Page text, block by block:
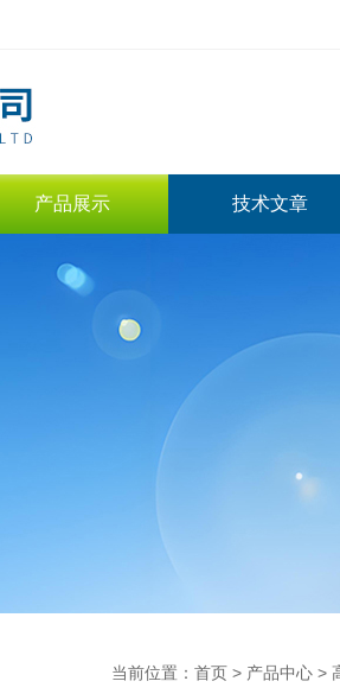
产品展示 技术文章
当前位置： 首页 > 产品中心 >